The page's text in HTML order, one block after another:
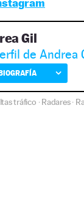
Gil
de Andrea
tráfico ·Radares·